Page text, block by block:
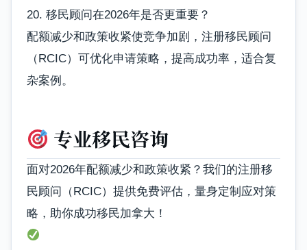
20. 移民顾问在2026年是否更重要？
配额减少和政策收紧使竞争加剧，注册移民顾问
（RCIC）可优化申请策略，提高成功率，适合复
杂案例。
专业移民咨询
面对2026年配额减少和政策收紧？我们的注册移
民顾问（RCIC）提供免费评估，量身定制应对策
略，助你成功移民加拿大！